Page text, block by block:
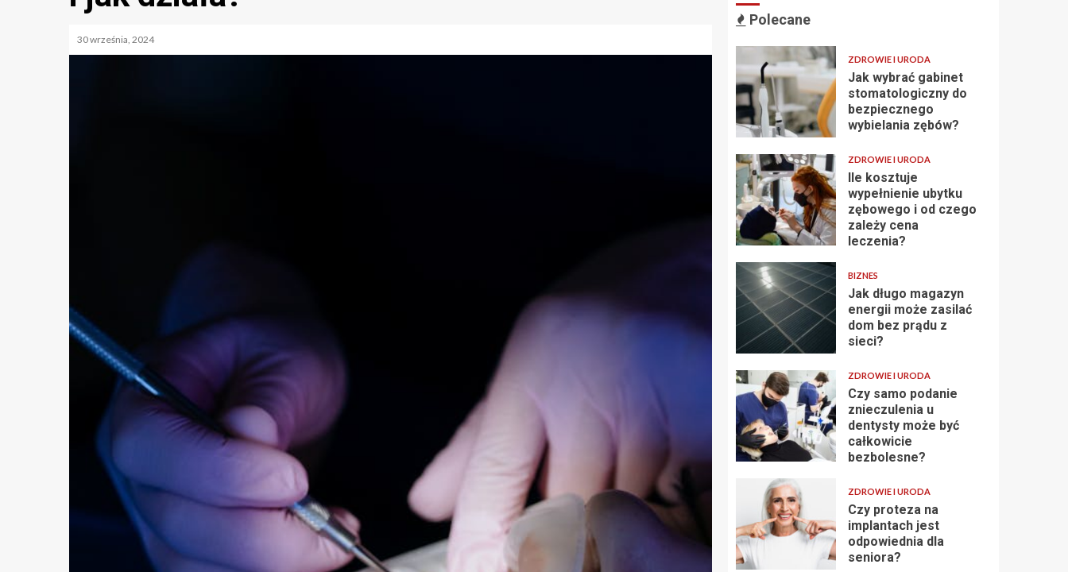
30 września, 2024
Polecane
ZDROWIE I URODA
Jak wybrać gabinet
stomatologiczny do
bezpiecznego
wybielania zębów?
ZDROWIE I URODA
Ile kosztuje
wypełnienie ubytku
zębowego i od czego
zależy cena
leczenia?
BIZNES
Jak długo magazyn
energii może zasilać
dom bez prądu z
sieci?
ZDROWIE I URODA
Czy samo podanie
znieczulenia u
dentysty może być
całkowicie
bezbolesne?
ZDROWIE I URODA
Czy proteza na
implantach jest
odpowiednia dla
seniora?